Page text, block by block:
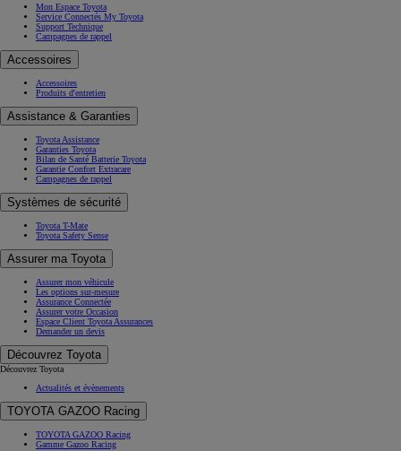
Mon Espace Toyota
Service Connectés My Toyota
Support Technique
Campagnes de rappel
Accessoires
Accessoires
Produits d'entretien
Assistance & Garanties
Toyota Assistance
Garanties Toyota
Bilan de Santé Batterie Toyota
Garantie Confort Extracare
Campagnes de rappel
Systèmes de sécurité
Toyota T-Mate
Toyota Safety Sense
Assurer ma Toyota
Assurer mon véhicule
Les options sur-mesure
Assurance Connectée
Assurer votre Occasion
Espace Client Toyota Assurances
Demander un devis
Découvrez Toyota
Découvrez Toyota
Actualités et évènements
TOYOTA GAZOO Racing
TOYOTA GAZOO Racing
Gamme Gazoo Racing